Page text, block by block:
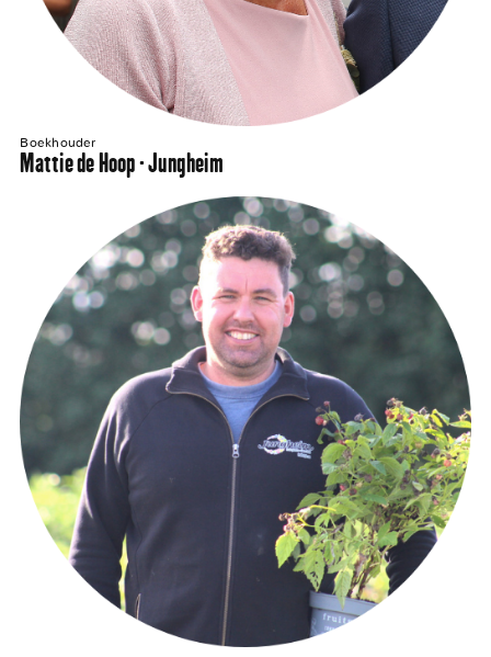
Boekhouder
Mattie de Hoop - Jungheim